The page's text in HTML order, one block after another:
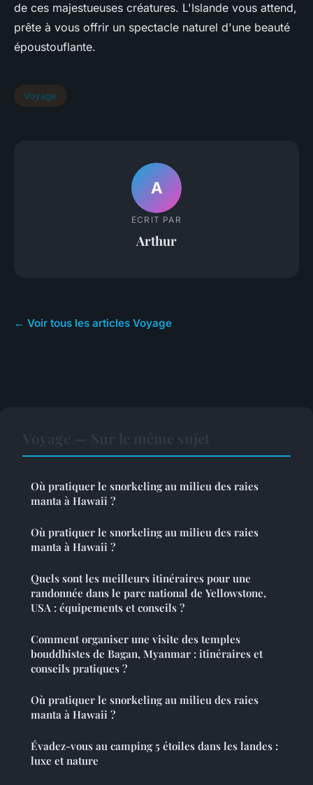
de ces majestueuses créatures. L'Islande vous attend,
prête à vous offrir un spectacle naturel d'une beauté
époustouflante.
Voyage
A
ECRIT PAR
Arthur
← Voir tous les articles Voyage
Où pratiquer le snorkeling au milieu des raies
manta à Hawaii ?
Où pratiquer le snorkeling au milieu des raies
manta à Hawaii ?
Quels sont les meilleurs itinéraires pour une
randonnée dans le parc national de Yellowstone,
USA : équipements et conseils ?
Comment organiser une visite des temples
bouddhistes de Bagan, Myanmar : itinéraires et
conseils pratiques ?
Où pratiquer le snorkeling au milieu des raies
manta à Hawaii ?
Évadez-vous au camping 5 étoiles dans les landes :
luxe et nature